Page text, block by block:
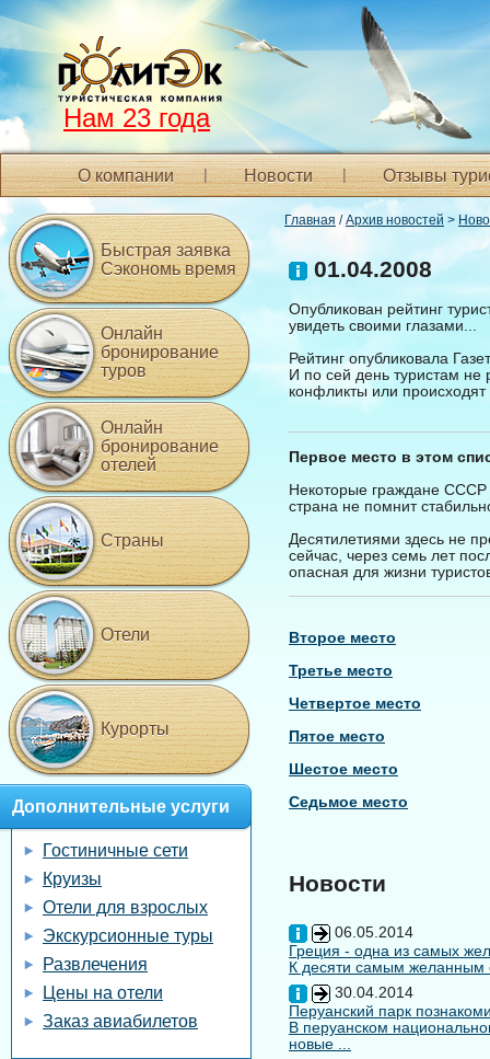
Нам 23 года
О компании Новости Отзывы
Главная /Архив новостей >
01.04.2008
Опубликован рейтинг
увидеть своими глазами...
Рейтинг опубликовала
И по сей день туристам не
конфликты или
Первое место в этом
Некоторые граждане СССР
страна не помнит
Десятилетиями здесь не
сейчас, через семь лет
опасная для жизни
Второе место
Третье место
Четвертое место
Пятое место
Шестое место
Седьмое место
Новости
06.05.2014
Греция - одна из самых
К десяти самым желанным
30.04.2014
Перуанский парк
В перуанском
новые ...
Быстрая заявка
Сэкономь время
Онлайн
бронирование
туров
Онлайн
бронирование
отелей
Страны
Отели
Курорты
Дополнительные услуги
Гостиничные сети
Круизы
Отели для взрослых
Экскурсионные туры
Развлечения
Цены на отели
Заказ авиабилетов